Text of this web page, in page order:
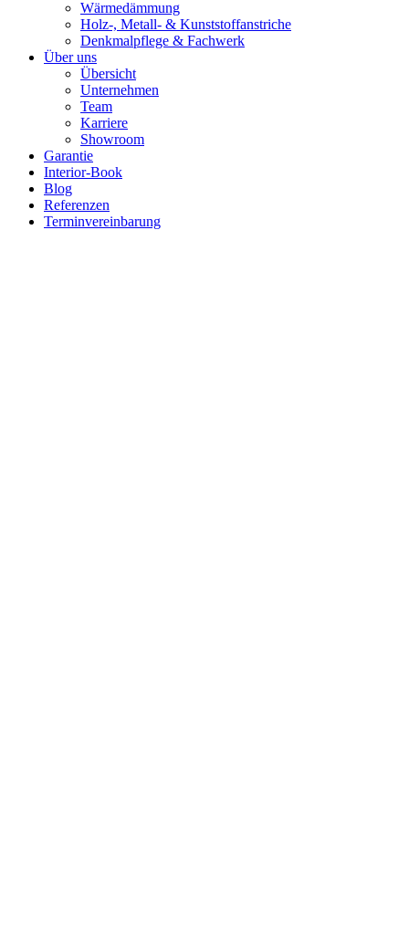
Wärmedämmung
Holz-, Metall- & Kunststoffanstriche
Denkmalpflege & Fachwerk
Über uns
Übersicht
Unternehmen
Team
Karriere
Showroom
Garantie
Interior-Book
Blog
Referenzen
Terminvereinbarung